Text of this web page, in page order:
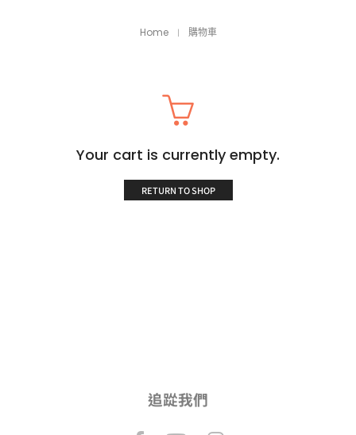
Home 購物車
Your cart is currently empty.
RETURN TO SHOP
追踨我們